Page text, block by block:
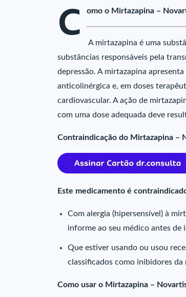
C omo o Mirtazapina –
A mirtazapina é uma
substâncias responsáveis pela
depressão. A mirtazapina
anticolinérgica e, em doses
cardiovascular. A ação de
com uma dose adequada deve
Contraindicação do Mirtazapina –
Este medicamento é
Com alergia (hipersensível) à
informe ao seu médico antes
Que estiver usando ou usou
classificados como inibidores da
Como usar o Mirtazapina –